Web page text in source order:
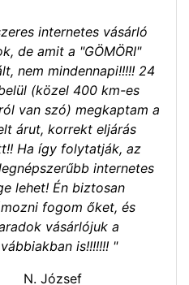
internetes vásárló
de amit a "GÖMÖRI"
nem mindennapi!!!!! 24
(közel 400 km-es
van szó) megkaptam a
árut, korrekt eljárás
Ha így folytatják, az
internetes
lehet! Én biztosan
fogom őket, és
vásárlójuk a
is!!!!!!! "
N. József